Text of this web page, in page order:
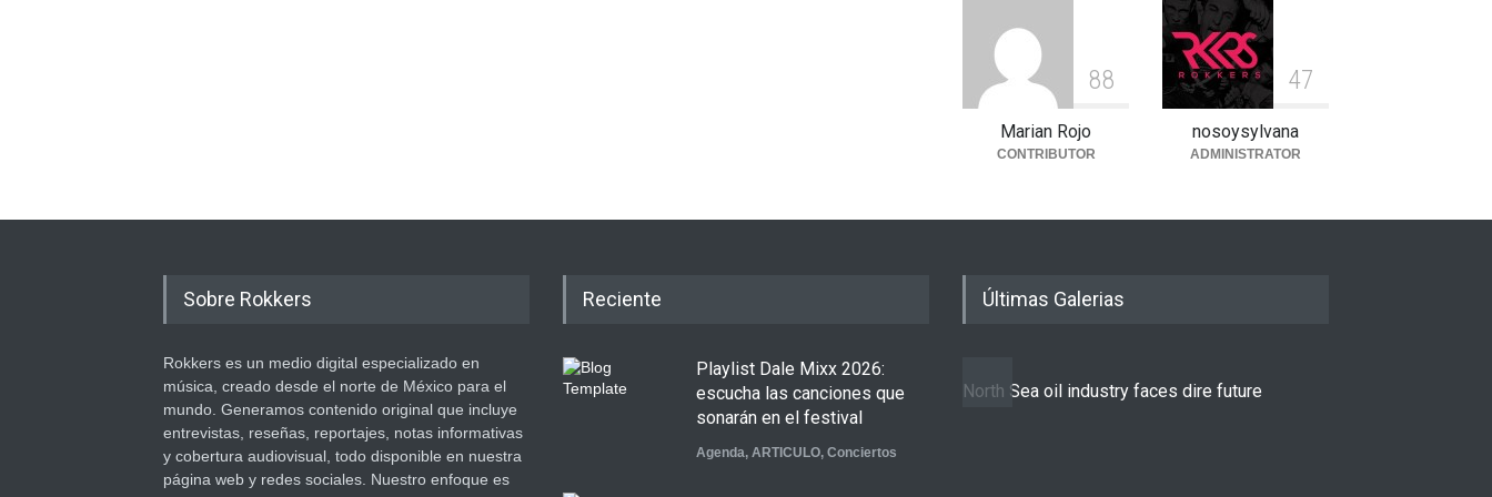
88
Marian Rojo
CONTRIBUTOR
47
nosoysylvana
ADMINISTRATOR
Sobre Rokkers
Rokkers es un medio digital especializado en
música, creado desde el norte de México para el
mundo. Generamos contenido original que incluye
entrevistas, reseñas, reportajes, notas informativas
y cobertura audiovisual, todo disponible en nuestra
página web y redes sociales. Nuestro enfoque es
Reciente
Playlist Dale Mixx 2026:
escucha las canciones que
sonarán en el festival
Agenda, ARTICULO, Conciertos
Últimas Galerias
North Sea oil industry faces dire future